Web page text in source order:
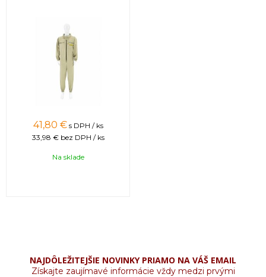
41,80 € s DPH / ks
33,98 € bez DPH / ks
Na sklade
NAJDÔLEŽITEJŠIE NOVINKY PRIAMO NA VÁŠ EMAIL
Získajte zaujímavé informácie vždy medzi prvými